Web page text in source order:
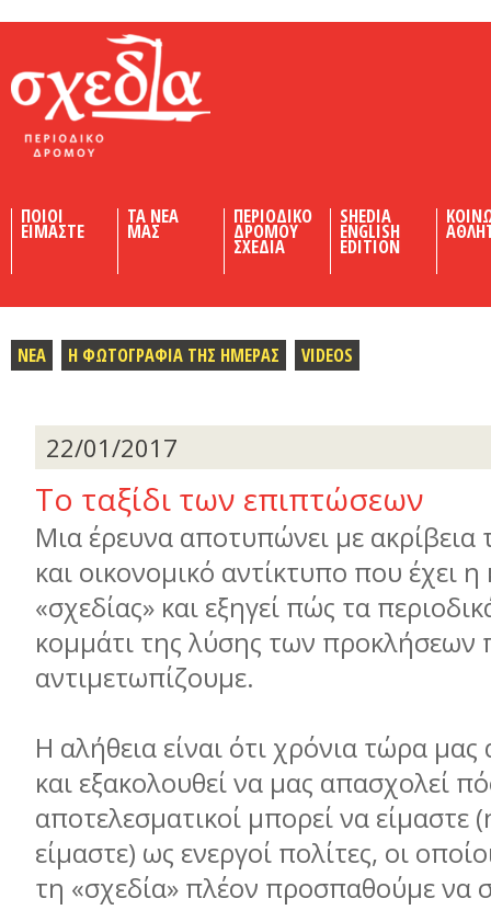
ΠΟΙΟΙ
ΕΙΜΑΣΤΕ
ΤΑ ΝΕΑ
ΜΑΣ
ΠΕΡΙΟΔΙΚΟ
ΔΡΟΜΟΥ
ΣΧΕΔΙΑ
SHEDIA
ENGLISH
EDITION
ΝΕΑ Η ΦΩΤΟΓΡΑΦΙΑ ΤΗΣ ΗΜΕΡΑΣ VIDEOS
22/01/2017
Το ταξίδι των επιπτώσεων
Μια έρευνα αποτυπώνει με ακρίβεια
και οικονομικό αντίκτυπο που έχει
«σχεδίας» και εξηγεί πώς τα
κομμάτι της λύσης των προκλήσεων
αντιμετωπίζουμε.
Η αλήθεια είναι ότι χρόνια τώρα
και εξακολουθεί να μας απασχολεί
αποτελεσματικοί μπορεί να είμαστε
είμαστε) ως ενεργοί πολίτες, οι
τη «σχεδία» πλέον προσπαθούμε να